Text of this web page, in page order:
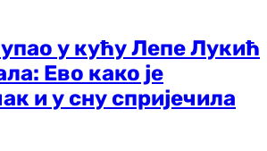
у кућу Лепе Лукић
Ево како је
и у сну спријечила